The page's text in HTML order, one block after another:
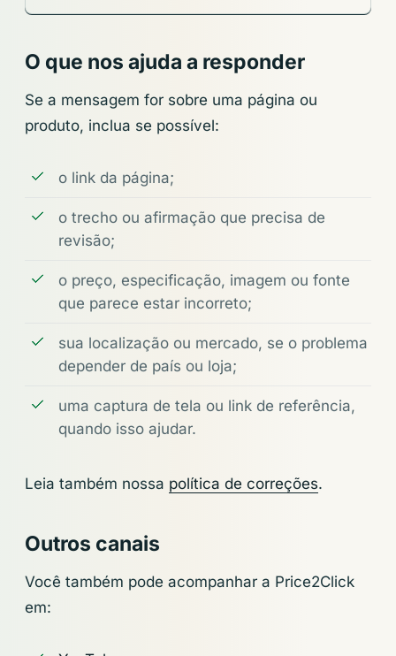
O que nos ajuda a responder
Se a mensagem for sobre uma página ou
produto, inclua se possível:
o link da página;
o trecho ou afirmação que precisa de
revisão;
o preço, especificação, imagem ou fonte
que parece estar incorreto;
sua localização ou mercado, se o problema
depender de país ou loja;
uma captura de tela ou link de referência,
quando isso ajudar.
Leia também nossa política de correções.
Outros canais
Você também pode acompanhar a Price2Click
em: